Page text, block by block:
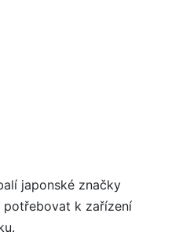
japonské značky
potřebovat k zařízení